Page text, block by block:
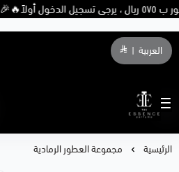
العربية |
THE ESSENCE PERFUME
الرئيسية مجموعة العطور الرمادية